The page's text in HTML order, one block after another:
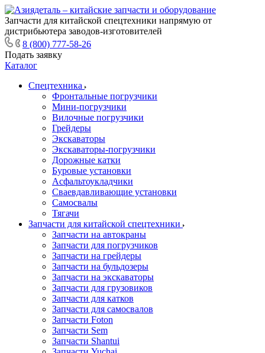
Запчасти для китайской спецтехники напрямую от
дистрибьютера заводов-изготовителей
8 (800) 777-58-26
Подать заявку
Каталог
Спецтехника
Фронтальные погрузчики
Мини-погрузчики
Вилочные погрузчики
Грейдеры
Экскаваторы
Экскаваторы-погрузчики
Дорожные катки
Буровые установки
Асфальтоукладчики
Сваевдавливающие установки
Самосвалы
Тягачи
Запчасти для китайской спецтехники
Запчасти на автокраны
Запчасти для погрузчиков
Запчасти на грейдеры
Запчасти на бульдозеры
Запчасти на экскаваторы
Запчасти для грузовиков
Запчасти для катков
Запчасти для самосвалов
Запчасти Foton
Запчасти Sem
Запчасти Shantui